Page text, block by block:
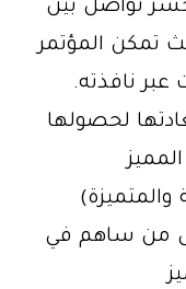
جسر تواصل بين
تمكن المؤتمر
عبر نافذته.
لحصولها
من ساهم في